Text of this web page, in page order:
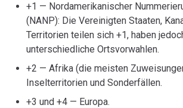
+1 — Nordamerikanischer
(NANP): Die Vereinigten Staaten,
Territorien teilen sich +1, haben
unterschiedliche Ortsvorwahlen.
+2 — Afrika (die meisten
Inselterritorien und Sonderfällen.
+3 und +4 — Europa.